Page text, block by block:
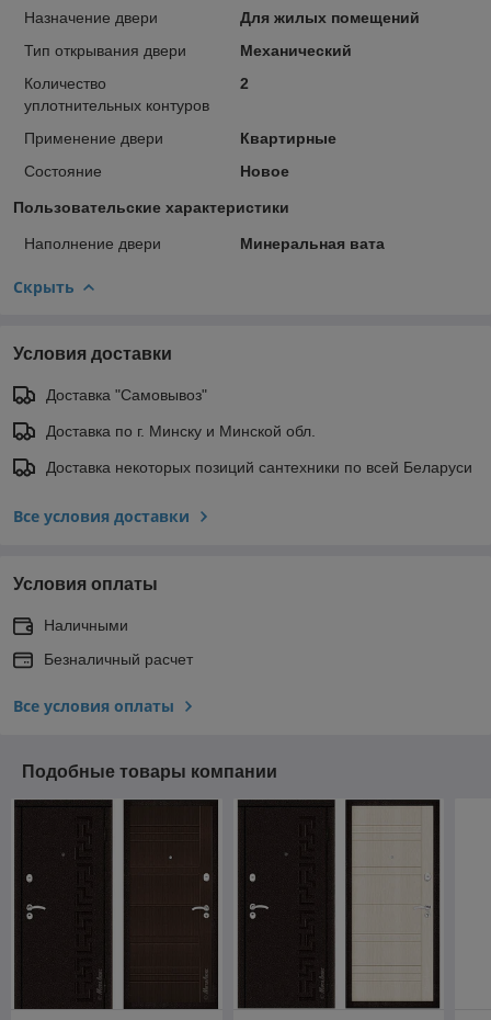
Назначение двери
Для жилых помещений
Тип открывания двери
Механический
Количество
уплотнительных контуров
2
Применение двери
Квартирные
Состояние
Новое
Пользовательские характеристики
Наполнение двери Минеральная вата
Скрыть
Условия доставки
Доставка "Самовывоз"
Доставка по г. Минску и Минской обл.
Доставка некоторых позиций сантехники по всей Беларуси
Все условия доставки
Условия оплаты
Наличными
Безналичный расчет
Все условия оплаты
Подобные товары компании